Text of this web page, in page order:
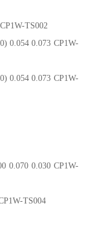
TS002
0.054 0.073 CP1W-
0.054 0.073 CP1W-
0.070 0.030 CP1W-
TS004